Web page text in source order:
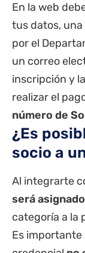
En la web
tus datos,
por el
un correo
inscripción y
realizar el
número de
¿Es
socio a
Al integrarte
será
categoría a la
Es